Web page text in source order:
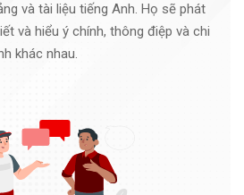
và tài liệu tiếng Anh. Họ sẽ phát
và hiểu ý chính, thông điệp và chi
khác nhau.